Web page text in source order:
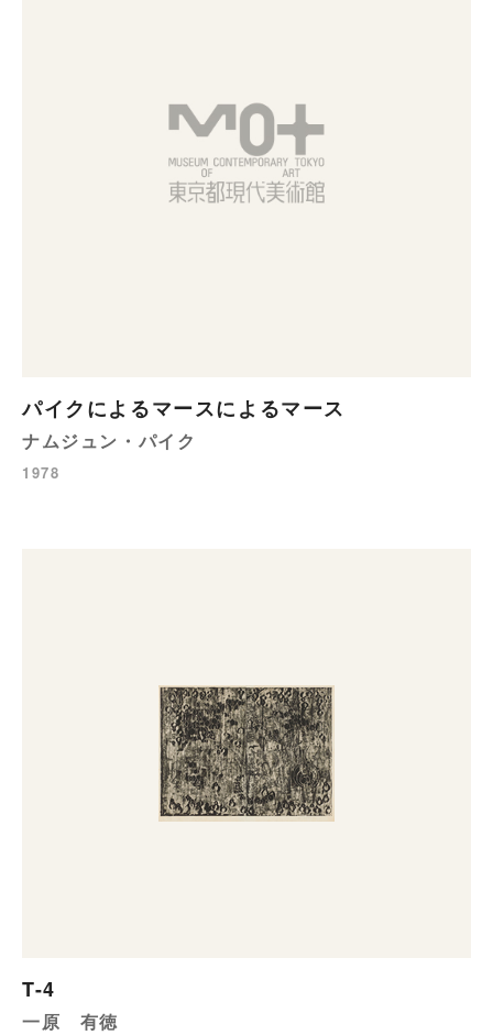
パイクによるマースによるマース
ナムジュン・パイク
1978
T-4
一原 有徳